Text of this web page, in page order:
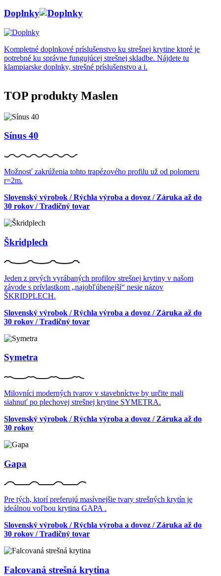
Doplnky
Kompletné doplnkové príslušenstvo ku strešnej krytine ktoré je
potrebné ku správne fungujúcej strešnej skladbe. Nájdete tu
klampiarske doplnky, strešné príslušenstvo a i.
TOP produkty Maslen
Sínus 40
Možnosť zakrúženia tohto trapézového profilu už od polomeru
r=2m.
Slovenský výrobok / Rýchla výroba a dovoz / Záruka až do
30 rokov / Tradičný tovar
Škridplech
Jeden z prvých vyrábaných profilov strešnej krytiny v našom
závode s prívlastkom „najobľúbenejší“ nesie názov
ŠKRIDPLECH.
Slovenský výrobok / Rýchla výroba a dovoz / Záruka až do
30 rokov / Tradičný tovar
Symetra
Milovníci moderných tvarov v stavebníctve by určite mali
siahnuť po plechovej strešnej krytine SYMETRA.
Slovenský výrobok / Rýchla výroba a dovoz / Záruka až do
30 rokov
Gapa
Pre tých, ktorí preferujú masívnejšie tvary strešných krytín je
ideálnou voľbou krytina GAPA .
Slovenský výrobok / Rýchla výroba a dovoz / Záruka až do
30 rokov / Tradičný tovar
Falcovaná strešná krytina